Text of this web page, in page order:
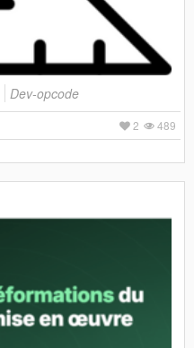
Dev-opcode
489
2